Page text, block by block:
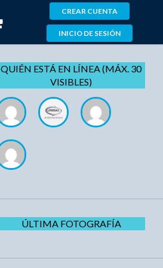
CREAR CUENTA
INICIO DE SESIÓN
QUIÉN ESTÁ EN LÍNEA (MÁX. 30
VISIBLES)
ÚLTIMA FOTOGRAFÍA